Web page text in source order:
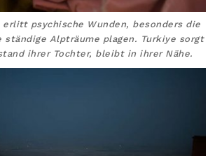
erlitt psychische Wunden, besonders die
ständige Alpträume plagen. Turkiye sorgt
ihrer Tochter, bleibt in ihrer Nähe.